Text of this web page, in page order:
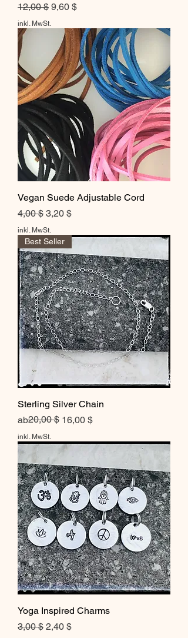
Standardpreis
12,00 $ Sale-Preis
9,60 $
inkl. MwSt.
Vegan Suede Adjustable Cord
Standardpreis
4,00 $ Sale-Preis
3,20 $
inkl. MwSt.
Best Seller
Sterling Silver Chain
ab
Standardpreis
20,00 $ 16,00 $
Sale-Preis
inkl. MwSt.
Yoga Inspired Charms
Standardpreis
3,00 $ Sale-Preis
2,40 $